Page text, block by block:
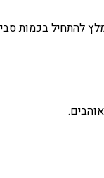
להתחיל בכמות